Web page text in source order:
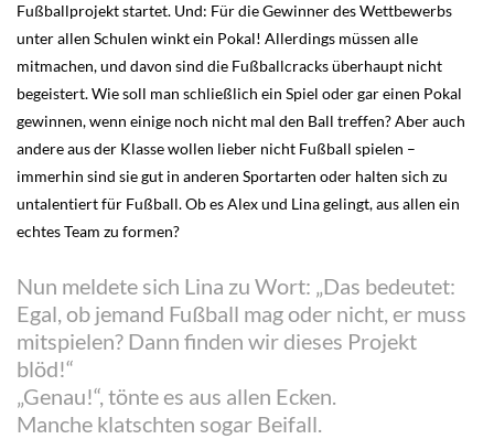
Fußballprojekt startet. Und: Für die Gewinner des Wettbewerbs
unter allen Schulen winkt ein Pokal! Allerdings müssen alle
mitmachen, und davon sind die Fußballcracks überhaupt nicht
begeistert. Wie soll man schließlich ein Spiel oder gar einen Pokal
gewinnen, wenn einige noch nicht mal den Ball treffen? Aber auch
andere aus der Klasse wollen lieber nicht Fußball spielen –
immerhin sind sie gut in anderen Sportarten oder halten sich zu
untalentiert für Fußball. Ob es Alex und Lina gelingt, aus allen ein
echtes Team zu formen?
Nun meldete sich Lina zu Wort: „Das bedeutet:
Egal, ob jemand Fußball mag oder nicht, er muss
mitspielen? Dann finden wir dieses Projekt
blöd!“
„Genau!“, tönte es aus allen Ecken.
Manche klatschten sogar Beifall.